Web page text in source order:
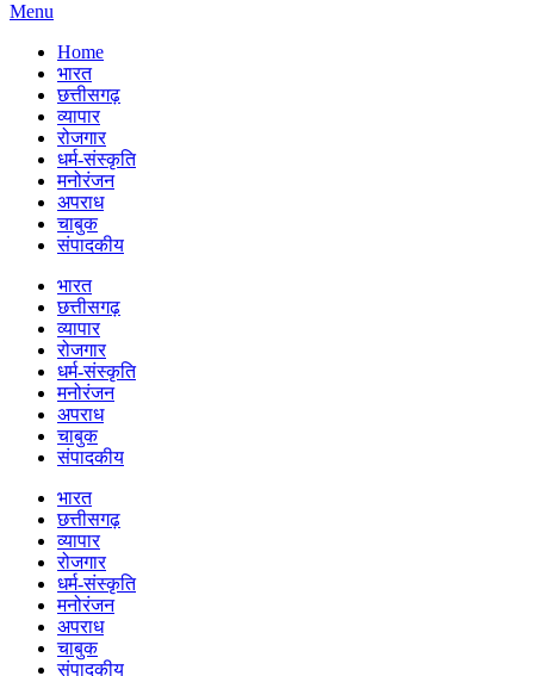
Menu
Home
भारत
छत्तीसगढ़
व्यापार
रोजगार
धर्म-संस्कृति
मनोरंजन
अपराध
चाबुक
संपादकीय
भारत
छत्तीसगढ़
व्यापार
रोजगार
धर्म-संस्कृति
मनोरंजन
अपराध
चाबुक
संपादकीय
भारत
छत्तीसगढ़
व्यापार
रोजगार
धर्म-संस्कृति
मनोरंजन
अपराध
चाबुक
संपादकीय